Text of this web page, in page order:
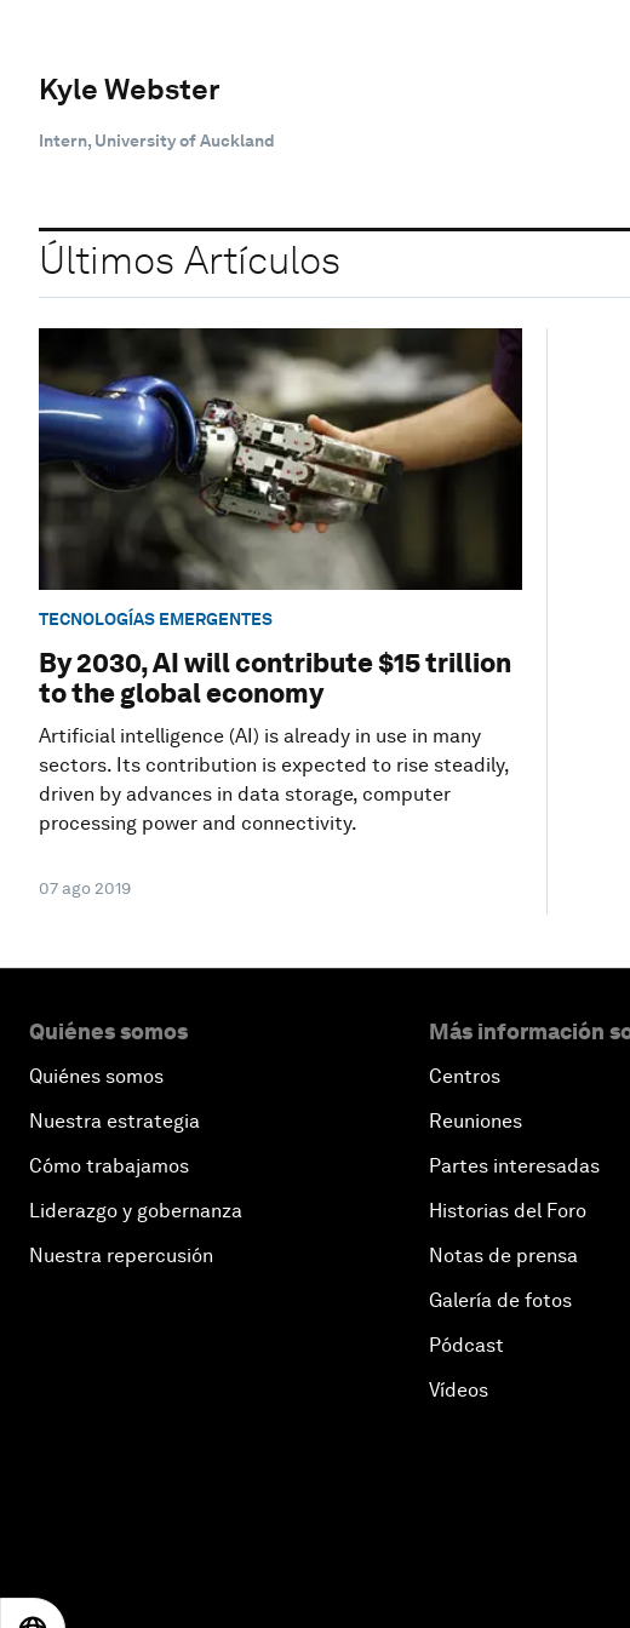
Kyle Webster
Intern, University of Auckland
Últimos Artículos
TECNOLOGÍAS EMERGENTES
By 2030, AI will contribute $15 trillion
to the global economy
Artificial intelligence (AI) is already in use in many
sectors. Its contribution is expected to rise steadily,
driven by advances in data storage, computer
processing power and connectivity.
07 ago 2019
Quiénes somos
Quiénes somos
Nuestra estrategia
Cómo trabajamos
Liderazgo y gobernanza
Nuestra repercusión
Más información
Centros
Reuniones
Partes interesadas
Historias del Foro
Notas de prensa
Galería de fotos
Pódcast
Vídeos